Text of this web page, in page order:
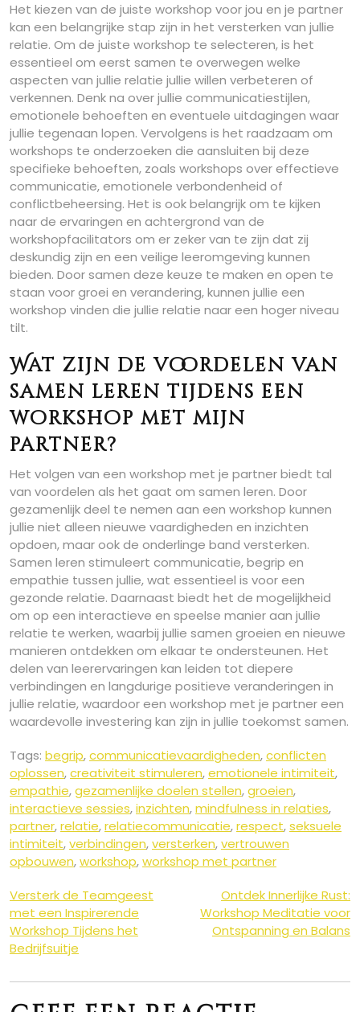
Het kiezen van de juiste workshop voor jou en je partner
kan een belangrijke stap zijn in het versterken van jullie
relatie. Om de juiste workshop te selecteren, is het
essentieel om eerst samen te overwegen welke
aspecten van jullie relatie jullie willen verbeteren of
verkennen. Denk na over jullie communicatiestijlen,
emotionele behoeften en eventuele uitdagingen waar
jullie tegenaan lopen. Vervolgens is het raadzaam om
workshops te onderzoeken die aansluiten bij deze
specifieke behoeften, zoals workshops over effectieve
communicatie, emotionele verbondenheid of
conflictbeheersing. Het is ook belangrijk om te kijken
naar de ervaringen en achtergrond van de
workshopfacilitators om er zeker van te zijn dat zij
deskundig zijn en een veilige leeromgeving kunnen
bieden. Door samen deze keuze te maken en open te
staan voor groei en verandering, kunnen jullie een
workshop vinden die jullie relatie naar een hoger niveau
tilt.
Wat zijn de voordelen van
samen leren tijdens een
workshop met mijn
partner?
Het volgen van een workshop met je partner biedt tal
van voordelen als het gaat om samen leren. Door
gezamenlijk deel te nemen aan een workshop kunnen
jullie niet alleen nieuwe vaardigheden en inzichten
opdoen, maar ook de onderlinge band versterken.
Samen leren stimuleert communicatie, begrip en
empathie tussen jullie, wat essentieel is voor een
gezonde relatie. Daarnaast biedt het de mogelijkheid
om op een interactieve en speelse manier aan jullie
relatie te werken, waarbij jullie samen groeien en nieuwe
manieren ontdekken om elkaar te ondersteunen. Het
delen van leerervaringen kan leiden tot diepere
verbindingen en langdurige positieve veranderingen in
jullie relatie, waardoor een workshop met je partner een
waardevolle investering kan zijn in jullie toekomst samen.
Tags: begrip,communicatievaardigheden,conflicten
oplossen,creativiteit stimuleren,emotionele intimiteit,
empathie,gezamenlijke doelen stellen,groeien,
interactieve sessies,inzichten,mindfulness in relaties,
partner,relatie,relatiecommunicatie,respect,seksuele
intimiteit,verbindingen,versterken,vertrouwen
opbouwen,workshop,workshop met partner
Berichtnavigatie
Versterk de Teamgeest
met een Inspirerende
Workshop Tijdens het
Bedrijfsuitje
Ontdek Innerlijke Rust:
Workshop Meditatie voor
Ontspanning en Balans